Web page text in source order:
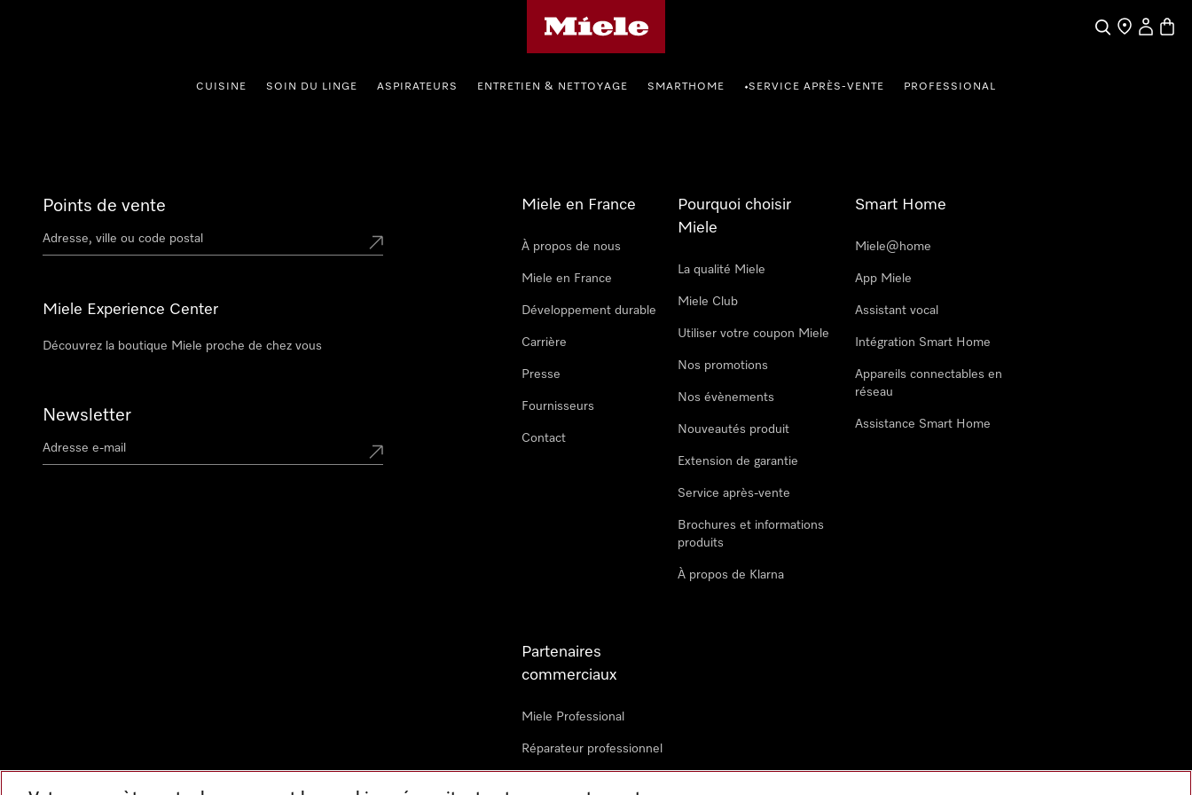
SearchFind a store
My
CUISINE SOIN DU LINGE ASPIRATEURS ENTRETIEN & NETTOYAGE SMARTHOME •SERVICE APRÈS-VENTE PROFESSIONAL
Points de vente
Miele Experience Center
Découvrez la boutique Miele proche de chez vous
Newsletter
Miele en France
À propos de nous
Miele en France
Développement durable
Carrière
Presse
Fournisseurs
Contact
Pourquoi choisir
Miele
La qualité Miele
Miele Club
Utiliser votre coupon Miele
Nos promotions
Nos évènements
Nouveautés produit
Extension de garantie
Service après-vente
Brochures et informations
produits
À propos de Klarna
Smart Home
Miele@home
App Miele
Assistant vocal
Intégration Smart Home
Appareils connectables en
réseau
Assistance Smart Home
Partenaires
commerciaux
Miele Professional
Réparateur professionnel